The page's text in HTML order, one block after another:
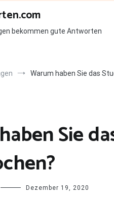
bekommen gute Antworten
Warum haben Sie das
Sie
Dezember 19, 2020